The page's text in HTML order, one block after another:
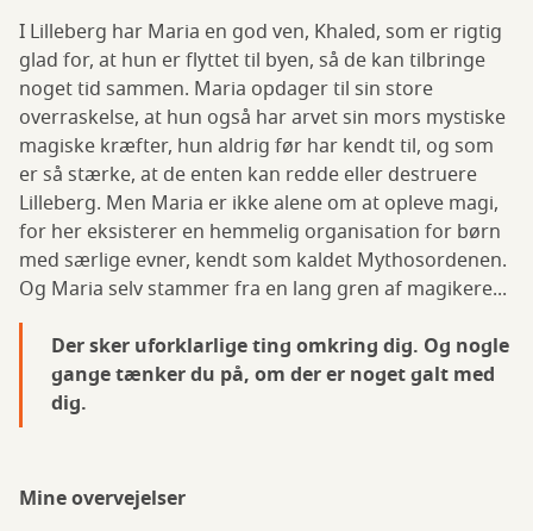
I Lilleberg har Maria en god ven, Khaled, som er rigtig
glad for, at hun er flyttet til byen, så de kan tilbringe
noget tid sammen. Maria opdager til sin store
overraskelse, at hun også har arvet sin mors mystiske
magiske kræfter, hun aldrig før har kendt til, og som
er så stærke, at de enten kan redde eller destruere
Lilleberg. Men Maria er ikke alene om at opleve magi,
for her eksisterer en hemmelig organisation for børn
med særlige evner, kendt som kaldet Mythosordenen.
Og Maria selv stammer fra en lang gren af magikere...
Der sker uforklarlige ting omkring dig. Og nogle
gange tænker du på, om der er noget galt med
dig.
Mine overvejelser